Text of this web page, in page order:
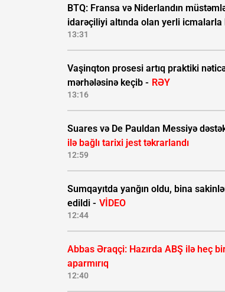
BTQ: Fransa və Niderlandın
idarəçiliyi altında olan yerli icmalarla
13:31
Vaşinqton prosesi artıq praktiki
mərhələsinə keçib - RƏY
13:16
Suares və De Pauldan Messiyə
ilə bağlı tarixi jest təkrarlandı
12:59
Sumqayıtda yanğın oldu, bina
edildi - VİDEO
12:44
Abbas Əraqçi: Hazırda ABŞ ilə heç
aparmırıq
12:40